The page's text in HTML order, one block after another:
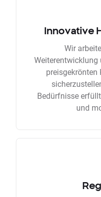
Innovative
Wir
Weiterentwicklung
Bedürfnisse
und